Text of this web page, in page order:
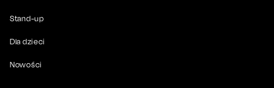
Stand-up
Dla dzieci
Nowości